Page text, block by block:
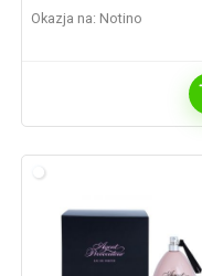
Okazja na: Notino